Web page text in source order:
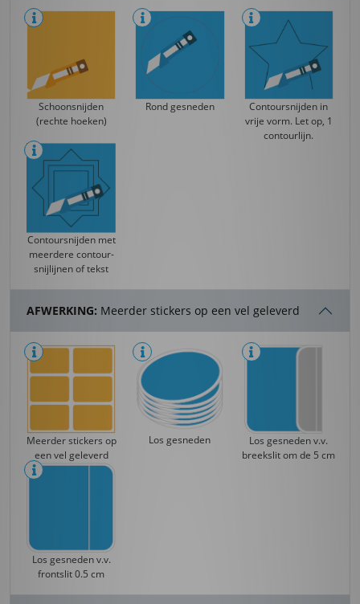
Schoonsnijden
(rechte hoeken)
Rond gesneden
Contoursnijden in
vrije vorm. Let op, 1
contourlijn.
Contoursnijden met
meerdere contour-
snijlijnen of tekst
AFWERKING: Meerder stickers op een vel geleverd
Meerder stickers op
een vel geleverd
Los gesneden
Los gesneden v.v.
breekslit om de 5 cm
Los gesneden v.v.
frontslit 0.5 cm